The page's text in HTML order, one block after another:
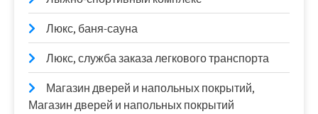
Люкс, баня-сауна
Люкс, служба заказа легкового транспорта
Магазин дверей и напольных покрытий,
Магазин дверей и напольных покрытий